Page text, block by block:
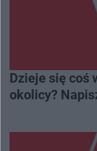
Dzieje się coś
okolicy?